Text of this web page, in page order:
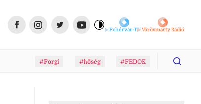
Fehérvár-TVVörösmarty Rádió
#Forgi #hőség #FEDOK